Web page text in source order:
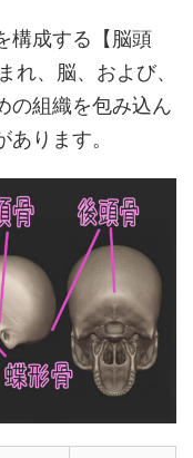
構成する【脳頭
れ、脳、および、
の組織を包み込ん
ります。